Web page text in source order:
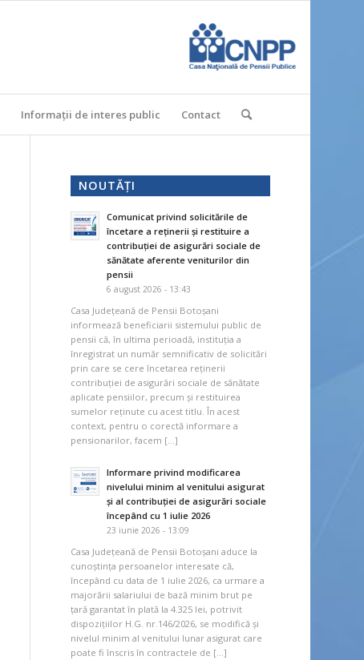
Informații de interes public Contact
NOUTĂȚI
Comunicat privind solicitările de
încetare a reținerii și restituire a
contribuției de asigurări sociale de
sănătate aferente veniturilor din
pensii
6 august 2026 - 13:43
Casa Județeană de Pensii Botoșani
informează beneficiarii sistemului public de
pensii că, în ultima perioadă, instituția a
înregistrat un număr semnificativ de solicitări
prin care se cere încetarea reținerii
contribuției de asigurări sociale de sănătate
aplicate pensiilor, precum și restituirea
sumelor reținute cu acest titlu. În acest
context, pentru o corectă informare a
pensionarilor, facem […]
Informare privind modificarea
nivelului minim al venitului asigurat
și al contribuției de asigurări sociale
începând cu 1 iulie 2026
23 iunie 2026 - 13:09
Casa Județeană de Pensii Botoșani aduce la
cunoștința persoanelor interesate că,
începând cu data de 1 iulie 2026, ca urmare a
majorării salariului de bază minim brut pe
țară garantat în plată la 4.325 lei, potrivit
dispozițiilor H.G. nr.146/2026, se modifică și
nivelul minim al venitului lunar asigurat care
poate fi înscris în contractele de […]